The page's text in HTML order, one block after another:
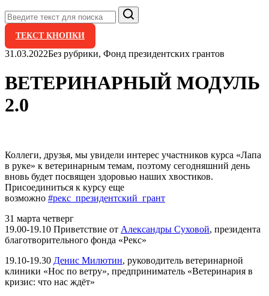
Поиск
ТЕКСТ КНОПКИ
31.03.2022Без рубрики, Фонд президентских грантов
ВЕТЕРИНАРНЫЙ МОДУЛЬ
2.0
Коллеги, друзья, мы увидели интерес участников курса «Лапа
в руке» к ветеринарным темам, поэтому сегодняшний день
вновь будет посвящен здоровью наших хвостиков.
Присоединиться к курсу еще
возможно #рекс_президентский_грант
31 марта четверг
19.00-19.10 Приветствие от Александры Суховой, президента
благотворительного фонда «Рекс»
19.10-19.30 Денис Милютин, руководитель ветеринарной
клиники «Нос по ветру», предприниматель «Ветеринария в
кризис: что нас ждёт»